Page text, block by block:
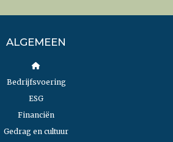
ALGEMEEN
Bedrijfsvoering
ESG
Financiën
Gedrag en cultuur